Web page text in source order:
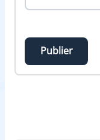
Publier